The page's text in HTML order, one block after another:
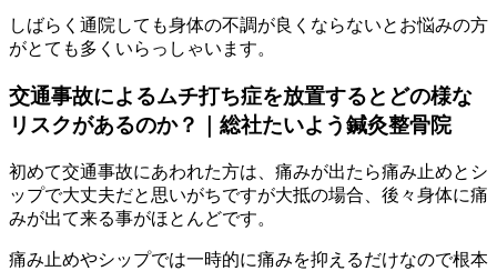
しばらく通院しても身体の不調が良くならないとお悩みの方
がとても多くいらっしゃいます。
交通事故によるムチ打ち症を放置するとどの様な
リスクがあるのか？｜総社たいよう鍼灸整骨院
初めて交通事故にあわれた方は、痛みが出たら痛み止めとシ
ップで大丈夫だと思いがちですが大抵の場合、後々身体に痛
みが出て来る事がほとんどです。
痛み止めやシップでは一時的に痛みを抑えるだけなので根本